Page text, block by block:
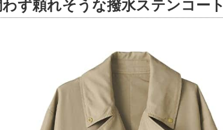
ず頼れそうな撥水ステンコート